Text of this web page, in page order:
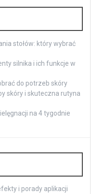
stołów: który wybrać
silnika i ich funkcje w
do potrzeb skóry
skóry i skuteczna rutyna
na 4 tygodnie
i porady aplikacji